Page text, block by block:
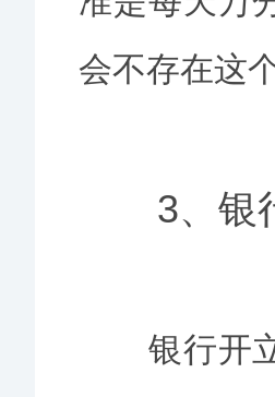
会不存在这
3、银行
银行开立